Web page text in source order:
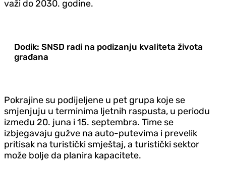
važi do 2030. godine.
Dodik: SNSD radi na podizanju kvaliteta života
građana
Pokrajine su podijeljene u pet grupa koje se
smjenjuju u terminima ljetnih raspusta, u periodu
između 20. juna i 15. septembra. Time se
izbjegavaju gužve na auto-putevima i prevelik
pritisak na turistički smještaj, a turistički sektor
može bolje da planira kapacitete.